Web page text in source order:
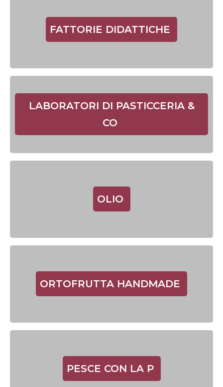
FATTORIE DIDATTICHE
LABORATORI DI PASTICCERIA &
CO
OLIO
ORTOFRUTTA HANDMADE
PESCE CON LA P